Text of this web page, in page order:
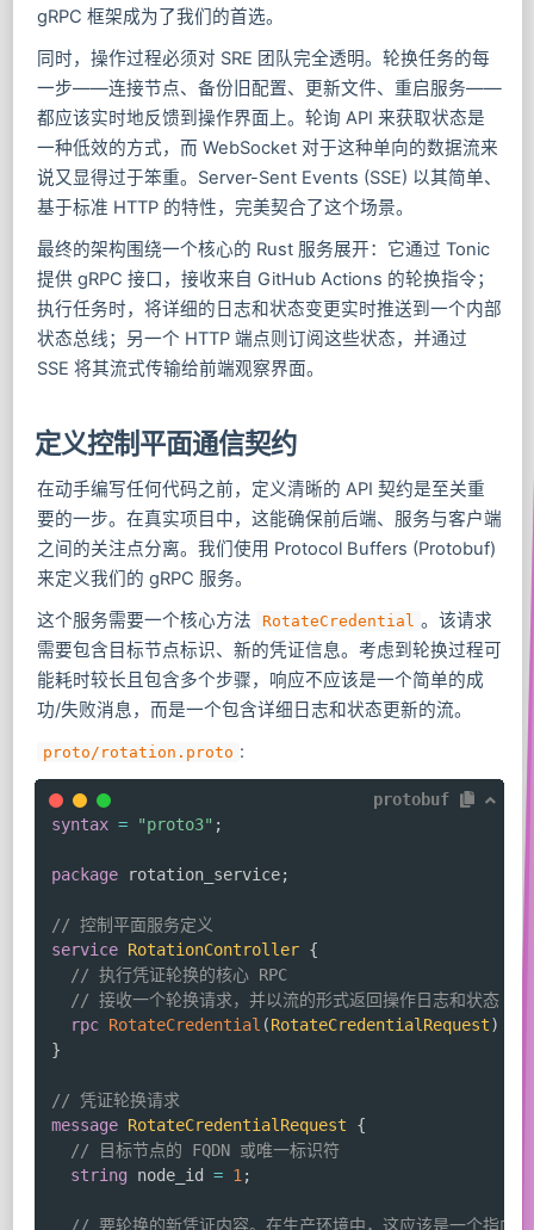
gRPC 框架成为了我们的首选。
同时，操作过程必须对 SRE 团队完全透明。轮换任务的每
一步——连接节点、备份旧配置、更新文件、重启服务——
都应该实时地反馈到操作界面上。轮询 API 来获取状态是
一种低效的方式，而 WebSocket 对于这种单向的数据流来
说又显得过于笨重。Server-Sent Events (SSE) 以其简单、
基于标准 HTTP 的特性，完美契合了这个场景。
最终的架构围绕一个核心的 Rust 服务展开：它通过 Tonic
提供 gRPC 接口，接收来自 GitHub Actions 的轮换指令；
执行任务时，将详细的日志和状态变更实时推送到一个内部
状态总线；另一个 HTTP 端点则订阅这些状态，并通过
SSE 将其流式传输给前端观察界面。
定义控制平面通信契约
在动手编写任何代码之前，定义清晰的 API 契约是至关重
要的一步。在真实项目中，这能确保前后端、服务与客户端
之间的关注点分离。我们使用 Protocol Buffers (Protobuf)
来定义我们的 gRPC 服务。
这个服务需要一个核心方法
RotateCredential 。该请求
需要包含目标节点标识、新的凭证信息。考虑到轮换过程可
能耗时较长且包含多个步骤，响应不应该是一个简单的成
功/失败消息，而是一个包含详细日志和状态更新的流。
proto/rotation.proto :
protobuf
syntax = "proto3" ;
package rotation_service;
// 控制平面服务定义
service RotationController {
// 执行凭证轮换的核心 RPC
// 接收一个轮换请求，并以流的形式返回操作日志和状态
rpc RotateCredential (RotateCredentialRequest)
}
// 凭证轮换请求
message RotateCredentialRequest
{
// 目标节点的 FQDN 或唯一标识符
string node_id = 1;
// 要轮换的新凭证内容。在生产环境中，这应该是一个指向